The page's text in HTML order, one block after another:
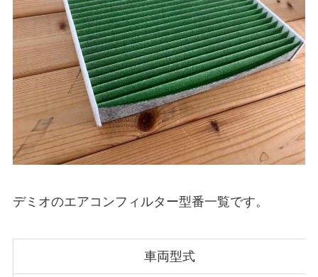
デミオのエアコンフィルター型番一覧です。
車両型式